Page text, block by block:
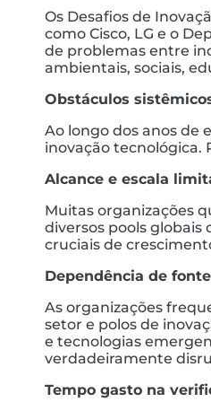
Os Desafios de
como Cisco, LG e o
de problemas entre
ambientais, sociais,
Obstáculos
Ao longo dos anos de
inovação tecnológica.
Alcance e escala
Muitas organizações
diversos pools globais
cruciais de
Dependência de
As organizações
setor e polos de
e tecnologias
verdadeiramente
Tempo gasto na